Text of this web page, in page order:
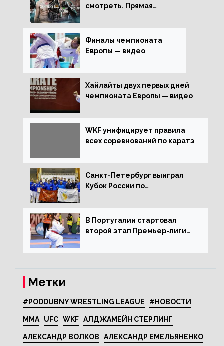
смотреть. Прямая
Финалы чемпионата
Европы — видео
Хайлайты двух первых дней
чемпионата Европы — видео
WKF унифицирует правила
всех соревнований по каратэ
Санкт-Петербург выиграл
Кубок России по
В Португалии стартовал
второй этап Премьер-лиги
Метки
#PODDUBNY WRESTLING LEAGUE #НОВОСТИ
MMA UFC WKF АЛДЖАМЕЙН СТЕРЛИНГ
АЛЕКСАНДР ВОЛКОВ АЛЕКСАНДР ЕМЕЛЬЯНЕНКО